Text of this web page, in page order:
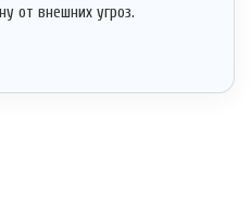
от внешних угроз.